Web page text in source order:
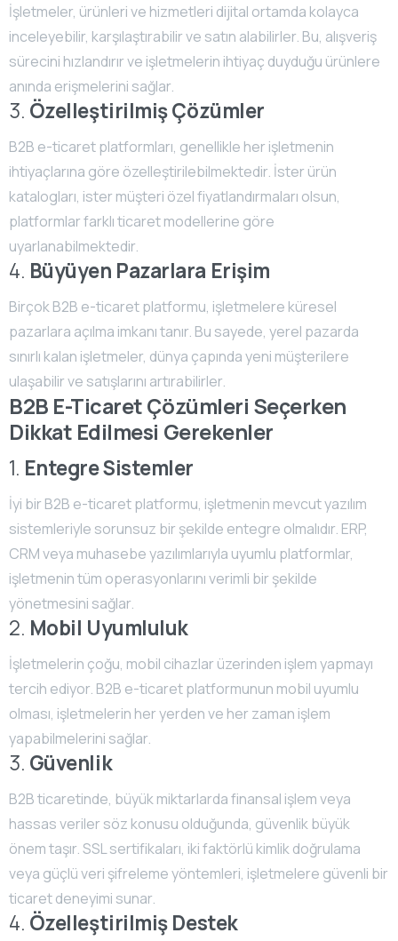
İşletmeler, ürünleri ve hizmetleri dijital ortamda kolayca
inceleyebilir, karşılaştırabilir ve satın alabilirler. Bu, alışveriş
sürecini hızlandırır ve işletmelerin ihtiyaç duyduğu ürünlere
anında erişmelerini sağlar.
3. Özelleştirilmiş Çözümler
B2B e-ticaret platformları, genellikle her işletmenin
ihtiyaçlarına göre özelleştirilebilmektedir. İster ürün
katalogları, ister müşteri özel fiyatlandırmaları olsun,
platformlar farklı ticaret modellerine göre
uyarlanabilmektedir.
4. Büyüyen Pazarlara Erişim
Birçok B2B e-ticaret platformu, işletmelere küresel
pazarlara açılma imkanı tanır. Bu sayede, yerel pazarda
sınırlı kalan işletmeler, dünya çapında yeni müşterilere
ulaşabilir ve satışlarını artırabilirler.
B2B E-Ticaret Çözümleri Seçerken
Dikkat Edilmesi Gerekenler
1. Entegre Sistemler
İyi bir B2B e-ticaret platformu, işletmenin mevcut yazılım
sistemleriyle sorunsuz bir şekilde entegre olmalıdır. ERP,
CRM veya muhasebe yazılımlarıyla uyumlu platformlar,
işletmenin tüm operasyonlarını verimli bir şekilde
yönetmesini sağlar.
2. Mobil Uyumluluk
İşletmelerin çoğu, mobil cihazlar üzerinden işlem yapmayı
tercih ediyor. B2B e-ticaret platformunun mobil uyumlu
olması, işletmelerin her yerden ve her zaman işlem
yapabilmelerini sağlar.
3. Güvenlik
B2B ticaretinde, büyük miktarlarda finansal işlem veya
hassas veriler söz konusu olduğunda, güvenlik büyük
önem taşır. SSL sertifikaları, iki faktörlü kimlik doğrulama
veya güçlü veri şifreleme yöntemleri, işletmelere güvenli bir
ticaret deneyimi sunar.
4. Özelleştirilmiş Destek